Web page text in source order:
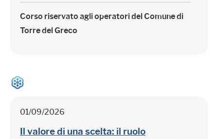
Corso riservato agli operatori del Comune di
Torre del Greco
01/09/2026
Il valore di una scelta: il ruolo